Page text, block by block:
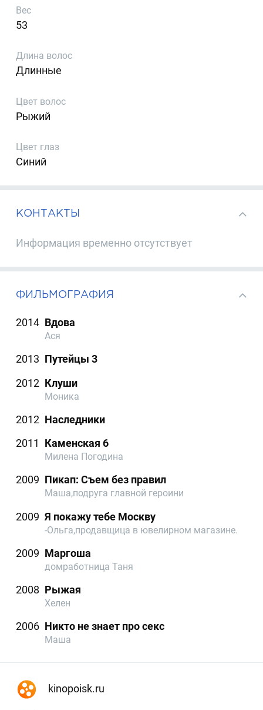
Вес
53
Длина волос
Длинные
Цвет волос
Рыжий
Цвет глаз
Синий
КОНТАКТЫ
Информация временно отсутствует
ФИЛЬМОГРАФИЯ
2014 Вдова
Ася
2013 Путейцы 3
2012 Клуши
Моника
2012 Наследники
2011
Каменская 6
Милена Погодина
2009 Пикап: Съем без правил
Маша,подруга главной героини
2009 Я покажу тебе Москву
-Ольга,продавщица в ювелирном магазине.
2009 Маргоша
домработница Таня
2008 Рыжая
Хелен
2006 Никто не знает про секс
Маша
kinopoisk.ru